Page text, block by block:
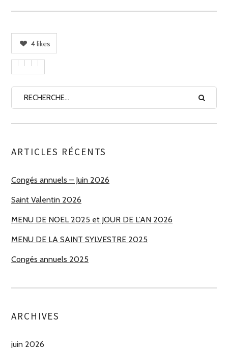
4likes
ARTICLES RÉCENTS
Congés annuels – Juin 2026
Saint Valentin 2026
MENU DE NOEL 2025 et JOUR DE L’AN 2026
MENU DE LA SAINT SYLVESTRE 2025
Congés annuels 2025
ARCHIVES
juin 2026